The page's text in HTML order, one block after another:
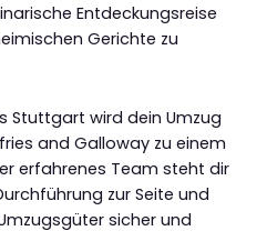
Entdeckungsreise
Gerichte zu
Stuttgart wird dein Umzug
and Galloway zu einem
erfahrenes Team steht dir
zur Seite und
sicher und